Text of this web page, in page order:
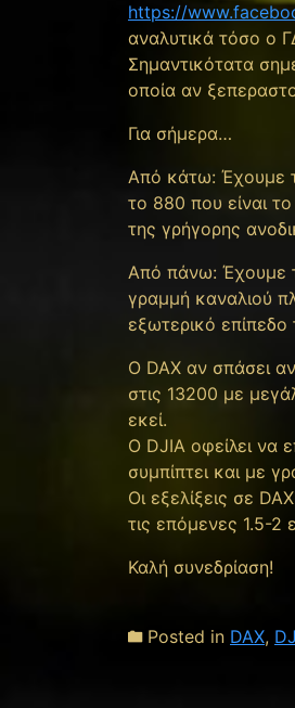
https://
αναλυτικά τόσο ο
Σημαντικότατα
οποία αν
Για σήμερα…
Από κάτω: Έχουμε
τo 880 που είναι
της γρήγορης
Από πάνω: Έχουμε
γραμμή καναλιού
εξωτερικό
O DAX αν σπάσει
στις 13200 με
εκεί.
Ο DJIA οφείλει να
συμπίπτει και με
Οι εξελίξεις σε
τις επόμενες 1.5-2
Καλή συνεδρίαση!
Posted in DAX,